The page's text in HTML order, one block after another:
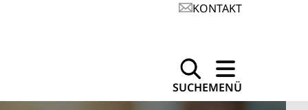
KONTAKT
SUCHEMENÜ